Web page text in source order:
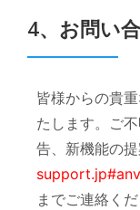
4、お問い
皆様からの貴
たします。ご
告、新機能の
までご連絡くだ